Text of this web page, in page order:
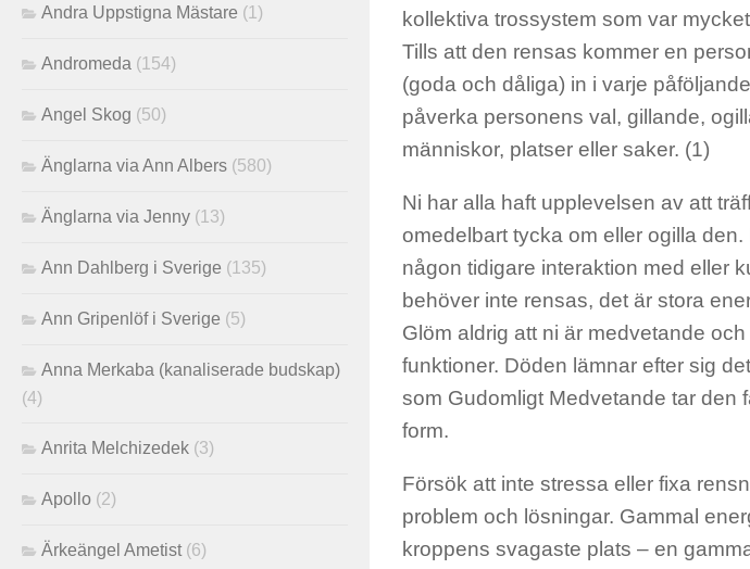
kollektiva trossystem som var
Tills att den rensas kommer en
(goda och dåliga) in i varje
påverka personens val, gillande,
människor, platser eller saker. (1)
Ni har alla haft upplevelsen av att
omedelbart tycka om eller ogilla
någon tidigare interaktion med eller
behöver inte rensas, det är stora
Glöm aldrig att ni är medvetande
funktioner. Döden lämnar efter sig
som Gudomligt Medvetande tar den
form.
Försök att inte stressa eller fixa
problem och lösningar. Gammal
kroppens svagaste plats – en
Andra Uppstigna Mästare (1)
Andromeda (154)
Angel Skog (50)
Änglarna via Ann Albers (580)
Änglarna via Jenny (13)
Ann Dahlberg i Sverige (135)
Ann Gripenlöf i Sverige (5)
Anna Merkaba (kanaliserade budskap)
(4)
Anrita Melchizedek (3)
Apollo (2)
Ärkeängel Ametist (6)